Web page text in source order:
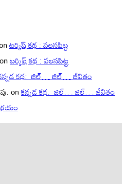
టర్కిష్ కథ : వలసపిట్ట
onటర్కిష్ కథ : వలసపిట్ట
కథ: జిల్… జిల్… జీవితం
onకన్నడ కథ: జిల్… జిల్… జీవితం
భయం